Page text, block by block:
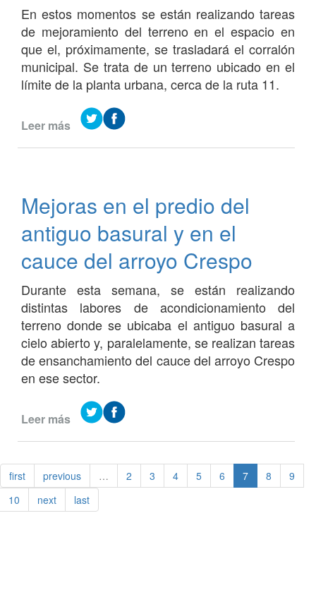
En estos momentos se están realizando tareas
de mejoramiento del terreno en el espacio en
que el, próximamente, se trasladará el corralón
municipal. Se trata de un terreno ubicado en el
límite de la planta urbana, cerca de la ruta 11.
Leer más de
del
futuro
corralón
municipal
Mejoras en el predio del
antiguo basural y en el
cauce del arroyo Crespo
Durante esta semana, se están realizando
distintas labores de acondicionamiento del
terreno donde se ubicaba el antiguo basural a
cielo abierto y, paralelamente, se realizan tareas
de ensanchamiento del cauce del arroyo Crespo
en ese sector.
Leer más de
el
predio
del
antiguo
first previous … 2 3 4 5 6 7 8
9
10
next last